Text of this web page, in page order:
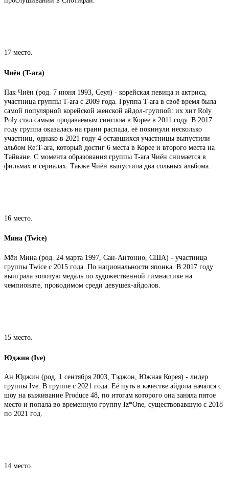
17 место.
Чиён (T-ara)
Пак Чиён (род. 7 июня 1993, Сеул) - корейская певица и актриса,
участница группы T-ara с 2009 года. Группа T-ara в своё время была
самой популярной корейской женской айдол-группой: их хит Roly
Poly стал самым продаваемым синглом в Корее в 2011 году. В 2017
году группа оказалась на грани распада, её покинули несколько
участниц, однако в 2021 году 4 оставшихся участницы выпустили
альбом Re:T-ara, который достиг 6 места в Корее и второго места на
Тайване. С момента образования группы T-ara Чиён снимается в
фильмах и сериалах. Также Чиён выпустила два сольных альбома.
16 место.
Мина (Twice)
Мёи Мина (род. 24 марта 1997, Сан-Антонио, США) - участница
группы Twice с 2015 года. По национальности японка. В 2017 году
выиграла золотую медаль по художественной гимнастике на
чемпионате, проводимом среди девушек-айдолов.
15 место.
Юджин (Ive)
Ан Юджин (род. 1 сентября 2003, Тэджон, Южная Корея) - лидер
группы Ive. В группе с 2021 года. Её путь в качестве айдола начался с
шоу на выживание Produce 48, по итогам которого она заняла пятое
место и попала во временную группу Iz*One, существовавшую с 2018
по 2021 год.
14 место.